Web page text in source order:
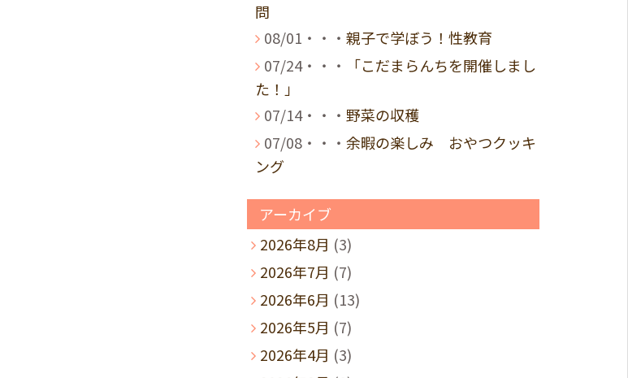
問
08/01・・・ 親子で学ぼう！性教育
07/24・・・
「こだまらんちを開催しまし
た！」
07/14・・・ 野菜の収穫
07/08・・・ 余暇の楽しみ おやつクッキ
ング
アーカイブ
2026年8月 (3)
2026年7月 (7)
2026年6月 (13)
2026年5月 (7)
2026年4月 (3)